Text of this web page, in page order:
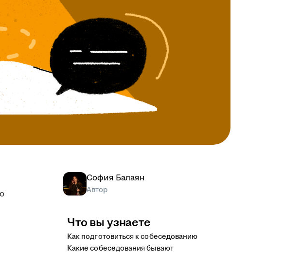
София Балаян
Автор
Что вы узнаете
Как подготовиться к собеседованию
Какие собеседования бывают